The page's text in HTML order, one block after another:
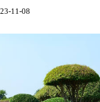
11-08